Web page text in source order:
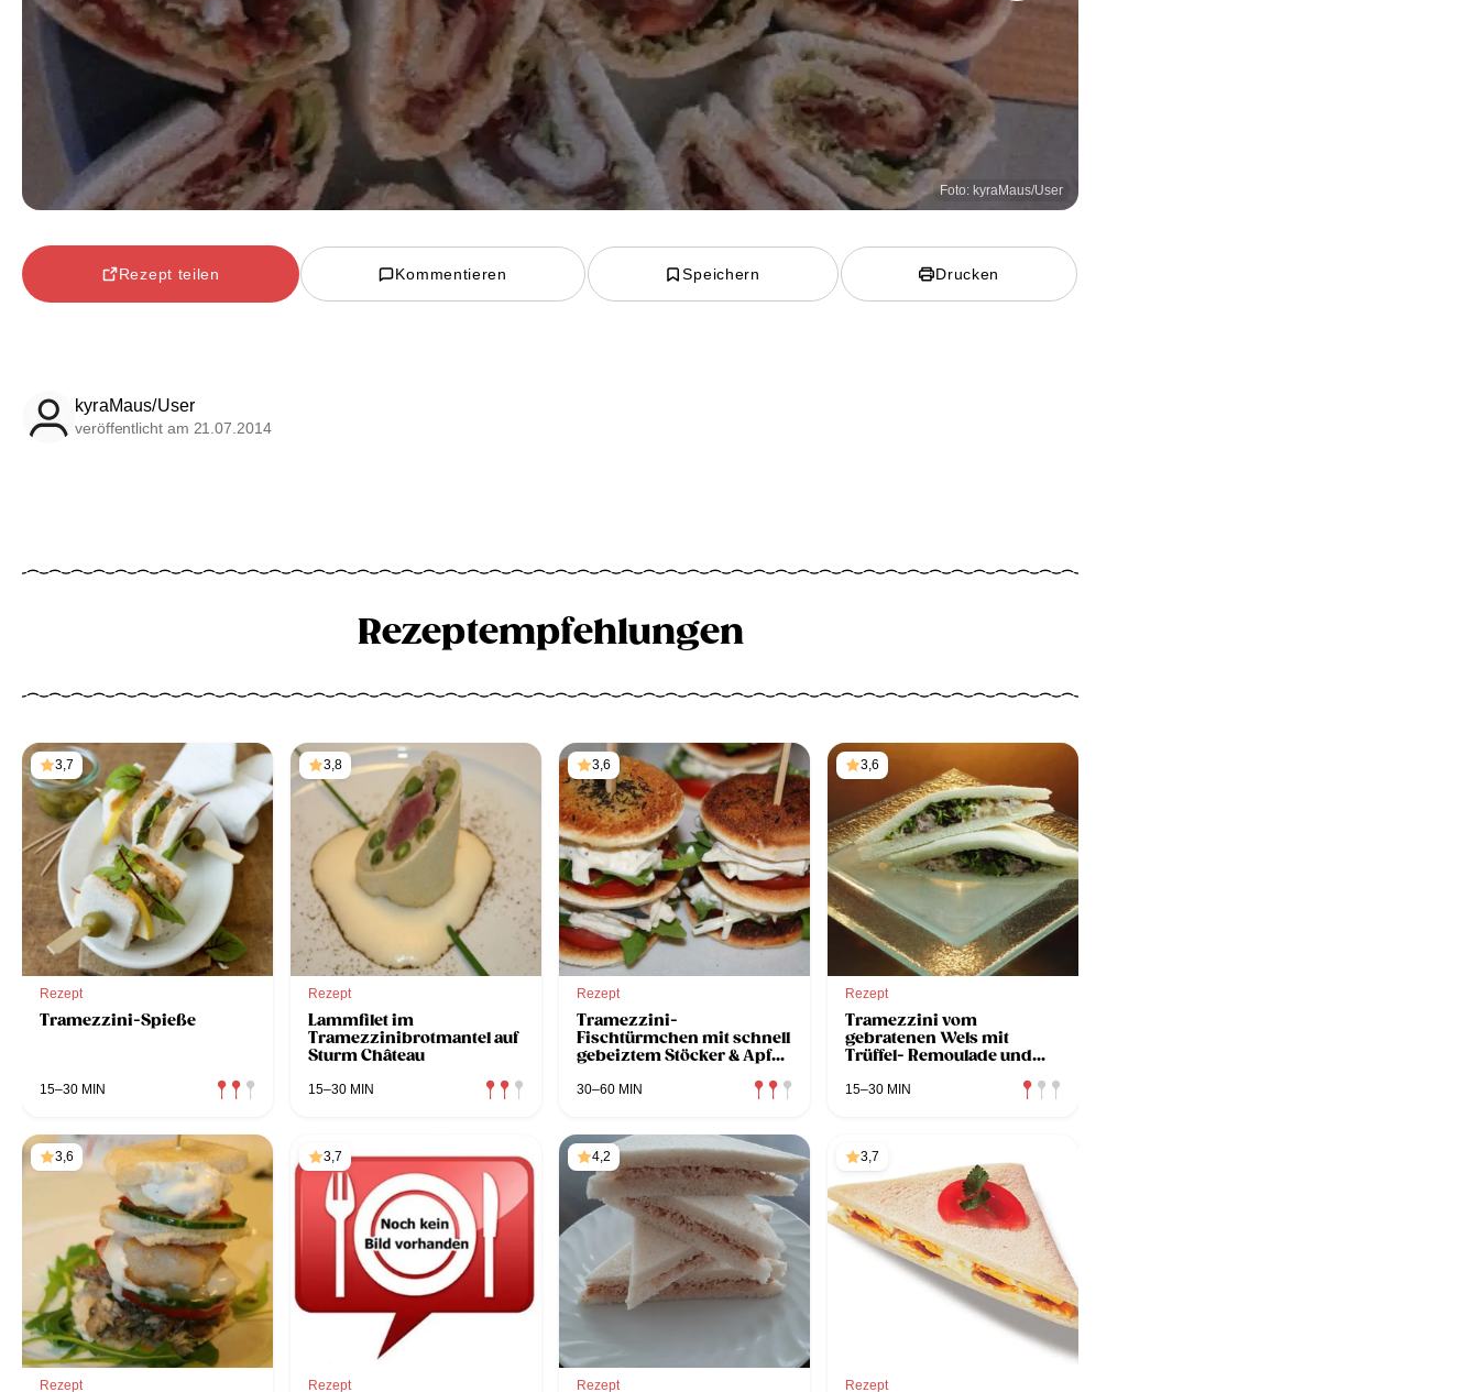
Foto: kyraMaus/User
Rezept teilen Kommentieren Speichern Drucken
kyraMaus/User
veröffentlicht am 21.07.2014
Rezeptempfehlungen
3,7
Rezept
Tramezzini-Spieße
15–30 MIN
3,8
Rezept
Lammfilet im
Tramezzinibrotmantel auf
Sturm Château
15–30 MIN
3,6
Rezept
Tramezzini-
Fischtürmchen mit schnell
gebeiztem Stöcker & Apfel
30–60 MIN
3,6
Rezept
Tramezzini vom
gebratenen Wels mit
Trüffel- Remoulade und
15–30 MIN
3,6
Rezept
3,7
Rezept
4,2
Rezept
3,7
Rezept